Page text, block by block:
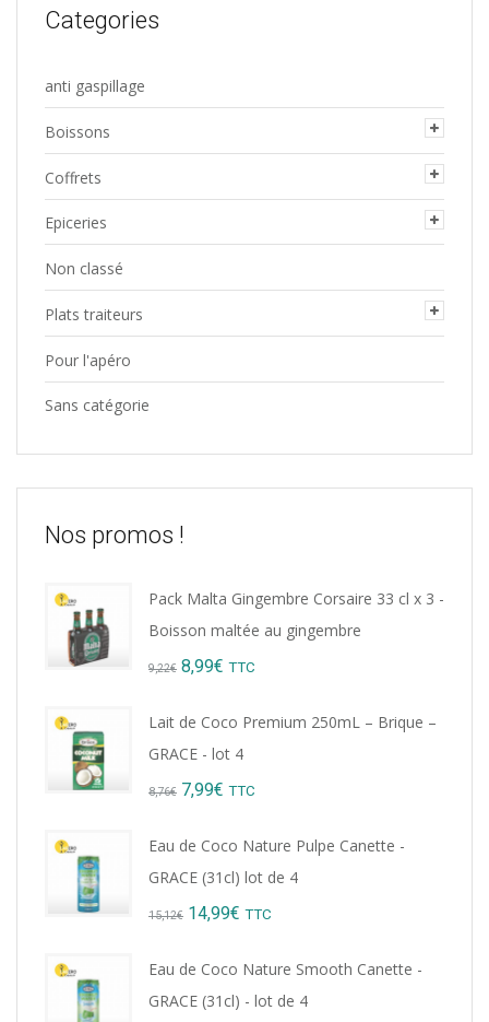
Categories
anti gaspillage
Boissons
Coffrets
Epiceries
Non classé
Plats traiteurs
Pour l'apéro
Sans catégorie
Nos promos !
Pack Malta Gingembre Corsaire 33 cl x 3 -
Boisson maltée au gingembre
9,22€ Original
8,99€ Current
TTC
Lait de Coco Premium 250mL – Brique –
GRACE - lot 4
8,76€ Original
7,99€ Current
TTC
Eau de Coco Nature Pulpe Canette -
GRACE (31cl) lot de 4
15,12€ Original
14,99€ Current
TTC
Eau de Coco Nature Smooth Canette -
GRACE (31cl) - lot de 4